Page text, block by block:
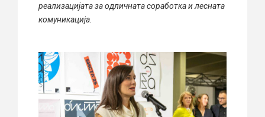
реализацијата за одличната соработка и лесната
комуникација.